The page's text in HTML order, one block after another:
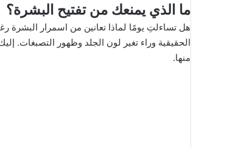
ي
ا
ما الذي يمنعك منتفتيح البشرة؟
هل تساءلتِ يومًا لماذا تعانين من اسمرار البشرة
الحقيقية وراء تغير لون الجلد وظهور التصبغات.
منها.